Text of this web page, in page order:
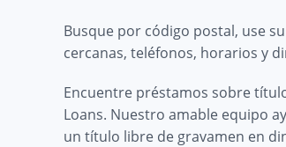
Busque por código postal, use
cercanas, teléfonos, horarios y
Encuentre préstamos sobre
Loans. Nuestro amable equipo
un título libre de gravamen en